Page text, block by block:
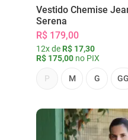
Vestido Chemise
Serena
R$ 179,00
12x de R$ 17,30
R$ 175,00 no PIX
P M G GG